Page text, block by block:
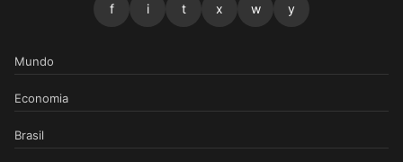
f i t x w y
Mundo
Economia
Brasil